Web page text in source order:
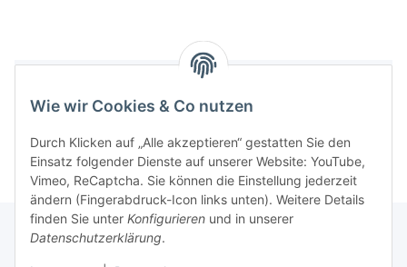
Wie wir Cookies & Co nutzen
Durch Klicken auf „Alle akzeptieren“ gestatten Sie den
Einsatz folgender Dienste auf unserer Website: YouTube,
Vimeo, ReCaptcha. Sie können die Einstellung jederzeit
ändern (Fingerabdruck-Icon links unten). Weitere Details
finden Sie unter Konfigurieren und in unserer
Datenschutzerklärung.
Benachrichtigen, wenn verfügbar